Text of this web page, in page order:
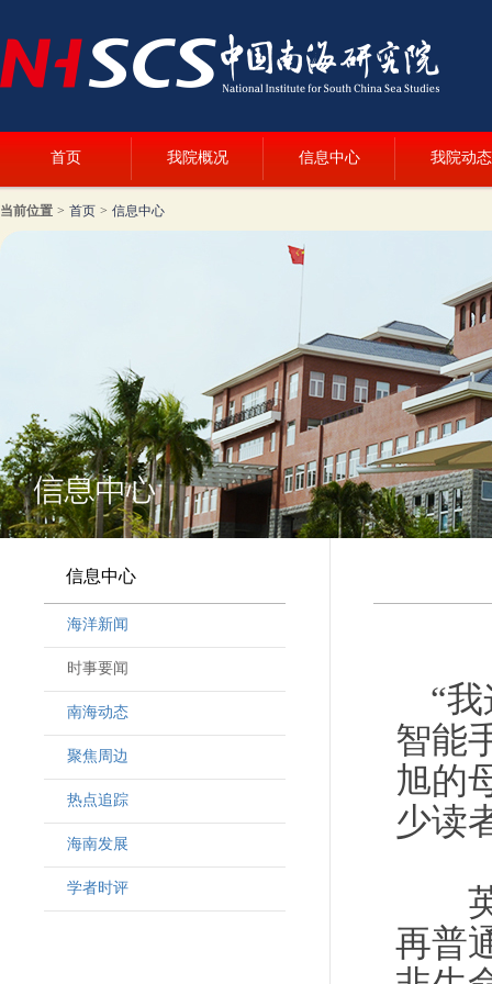
首页 我院概况 信息中心 我院动态
当前位置 > 首页 > 信息中心
信息中心
海洋新闻
时事要闻
南海动态
聚焦周边
热点追踪
海南发展
学者时评
“
智能
旭的
少读
英
再普